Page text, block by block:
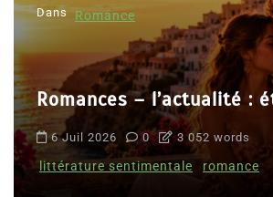
Dans Romance
Romances – l’actualité :
6 Juil 2026 0 3 052 words
littérature sentimentale romance